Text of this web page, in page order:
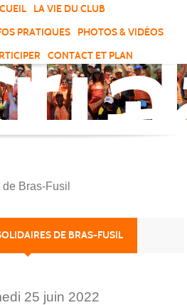
LA VIE DU CLUB
PRATIQUES
PHOTOS & VIDÉOS
CONTACT ET PLAN
Bras-Fusil
DE BRAS-FUSIL
25 juin 2022